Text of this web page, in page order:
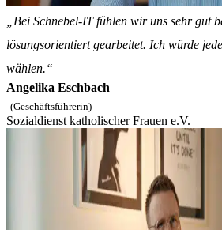
„Bei Schnebel-IT fühlen wir uns sehr gut
lösungsorientiert gearbeitet. Ich würde
wählen.“
Angelika Eschbach
(Geschäftsführerin)
Sozialdienst katholischer Frauen e.V.